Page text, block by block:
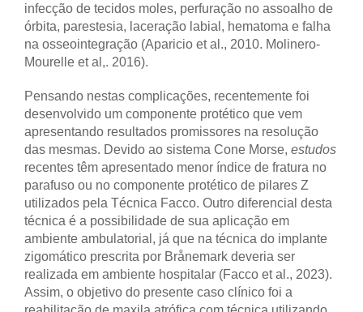
infecção de tecidos moles, perfuração no assoalho de
órbita, parestesia, laceração labial, hematoma e falha
na osseointegração (Aparicio et al., 2010. Molinero-
Mourelle et al,. 2016).
Pensando nestas complicações, recentemente foi
desenvolvido um componente protético que vem
apresentando resultados promissores na resolução
das mesmas. Devido ao sistema Cone Morse, estudos
recentes têm apresentado menor índice de fratura no
parafuso ou no componente protético de pilares Z
utilizados pela Técnica Facco. Outro diferencial desta
técnica é a possibilidade de sua aplicação em
ambiente ambulatorial, já que na técnica do implante
zigomático prescrita por Brånemark deveria ser
realizada em ambiente hospitalar (Facco et al., 2023).
Assim, o objetivo do presente caso clínico foi a